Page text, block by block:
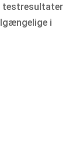
testresultater
i